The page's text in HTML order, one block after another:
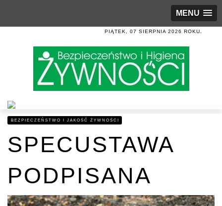
MENU
PIĄTEK, 07 SIERPNIA 2026 ROKU.
BEZPIECZEŃSTWO I JAKOŚĆ ŻYWNOŚCI
SPECUSTAWA
PODPISANA